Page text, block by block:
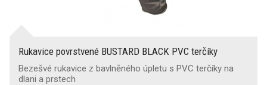
Rukavice povrstvené BUSTARD BLACK PVC terčíky
Bezešvé rukavice z bavlněného úpletu s PVC terčíky na
dlani a prstech